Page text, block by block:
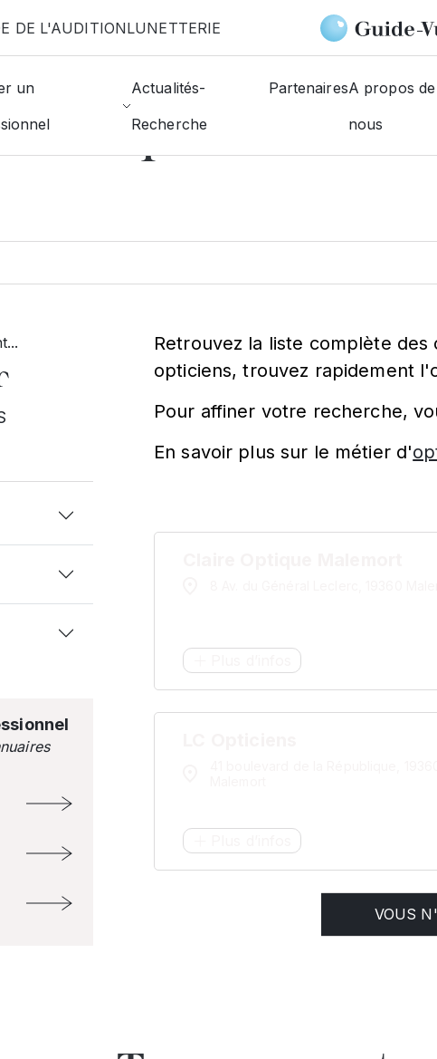
DE L'AUDITIONLUNETTERIE
un
Actualités-
Recherche
PartenairesA propos de
nous
Malemort
un opticien à
Retrouvez la liste complète
opticiens, trouvez rapidement
Pour affiner votre recherche,
En savoir plus sur le métier d'
VOUS